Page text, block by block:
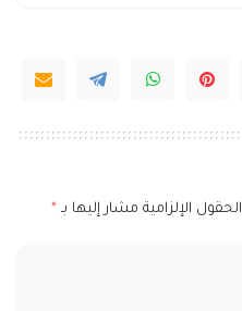
الحقول الإلزامية مشار إليها بـ *